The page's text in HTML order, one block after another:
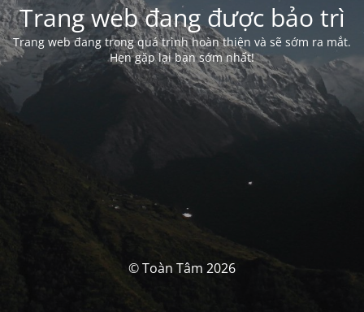
Trang web đang được bảo trì
Trang web đang trong quá trình hoàn thiện và sẽ sớm ra mắt.
Hẹn gặp lại bạn sớm nhất!
© Toàn Tâm 2026